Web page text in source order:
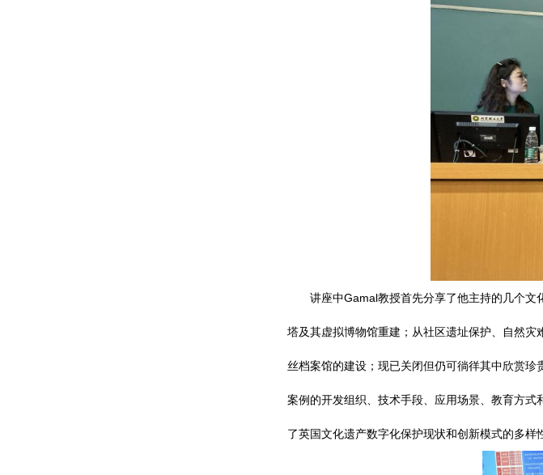
讲座中Gamal教授首先分享了他主持的几个
塔及其虚拟博物馆重建；从社区遗址保护、自然
丝档案馆的建设；现已关闭但仍可徜徉其中欣赏
案例的开发组织、技术手段、应用场景、教育方
了英国文化遗产数字化保护现状和创新模式的多样